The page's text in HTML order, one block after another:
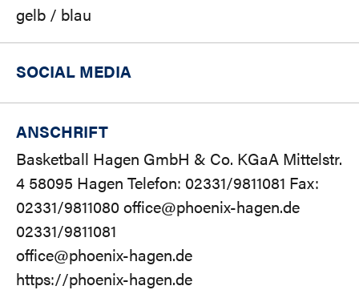
gelb / blau
SOCIAL MEDIA
ANSCHRIFT
Basketball Hagen GmbH & Co. KGaA Mittelstr.
4 58095 Hagen Telefon: 02331/9811081 Fax:
02331/9811080 office@phoenix-hagen.de
02331/9811081
office@phoenix-hagen.de
https://phoenix-hagen.de